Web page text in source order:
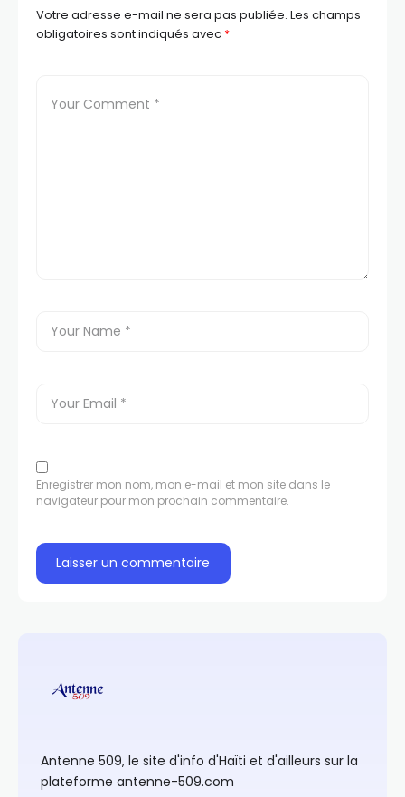
Votre adresse e-mail ne sera pas publiée. Les champs
obligatoires sont indiqués avec *
Enregistrer mon nom, mon e-mail et mon site dans le
navigateur pour mon prochain commentaire.
Antenne 509, le site d'info d'Haïti et d'ailleurs sur la
plateforme antenne-509.com